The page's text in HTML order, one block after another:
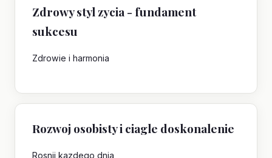
Zdrowy styl zycia - fundament
sukcesu
Zdrowie i harmonia
Rozwoj osobisty i ciagle doskonalenie
Rosnij kazdego dnia